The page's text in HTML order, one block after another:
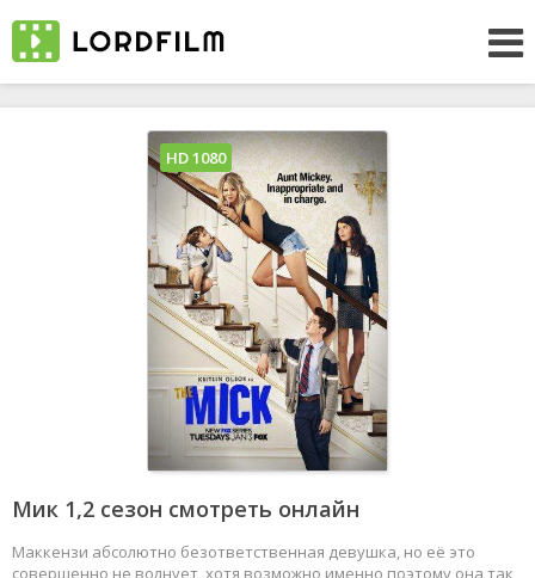
Мик 1,2 сезон смотреть онлайн
Маккензи абсолютно безответственная девушка, но её это
совершенно не волнует, хотя возможно именно поэтому она так
HD 1080